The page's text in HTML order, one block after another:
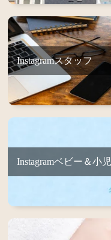
Instagramスタッフ
Instagramベビー＆小児